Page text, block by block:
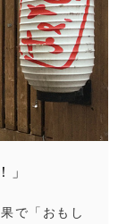
」
で「おもし